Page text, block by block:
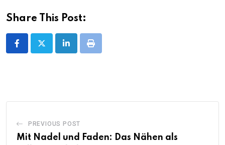
Share This Post:
LinkedInPrint
PREVIOUS POST
Mit Nadel und Faden: Das Nähen als